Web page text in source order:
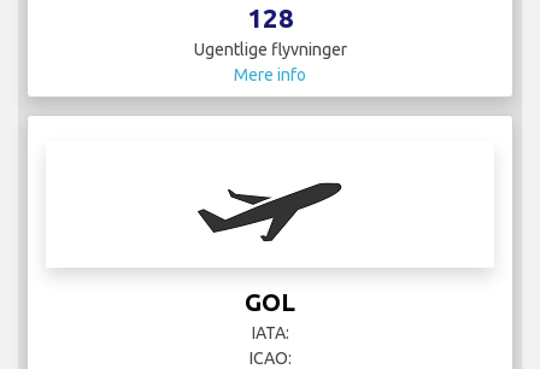
128
Ugentlige flyvninger
Mere info
GOL
IATA:
ICAO: